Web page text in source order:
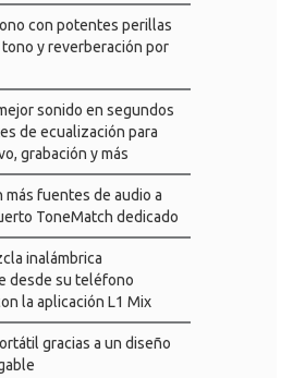
con potentes perillas
y reverberación por
sonido en segundos
de ecualización para
grabación y más
más fuentes de audio a
ToneMatch dedicado
inalámbrica
desde su teléfono
la aplicación L1 Mix
gracias a un diseño